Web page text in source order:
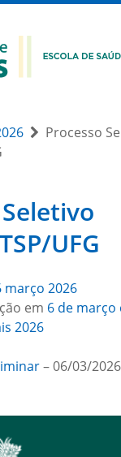
Processo
UFG
março 2026
em 6 de março
2026
– 06/03/2026